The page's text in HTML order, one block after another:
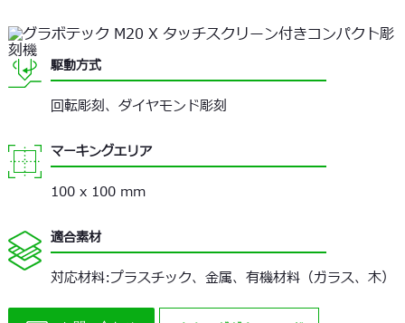
駆動方式
回転彫刻、ダイヤモンド彫刻
マーキングエリア
100 x 100 mm
適合素材
対応材料:プラスチック、金属、有機材料（ガラス、木）